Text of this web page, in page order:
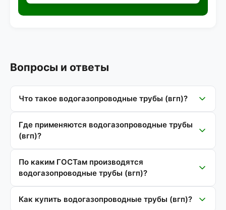
Вопросы и ответы
Что такое водогазопроводные трубы (вгп)?
Где применяются водогазопроводные трубы
(вгп)?
По каким ГОСТам производятся
водогазопроводные трубы (вгп)?
Как купить водогазопроводные трубы (вгп)?